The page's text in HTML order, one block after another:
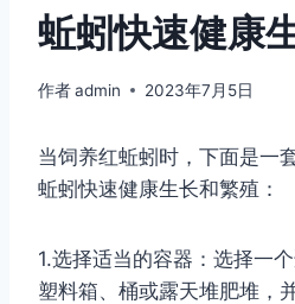
蚯蚓快速健康
作者admin 2023年7月5日
当饲养红蚯蚓时，下面是一
蚯蚓快速健康生长和繁殖：
1.选择适当的容器：选择一
塑料箱、桶或露天堆肥堆，